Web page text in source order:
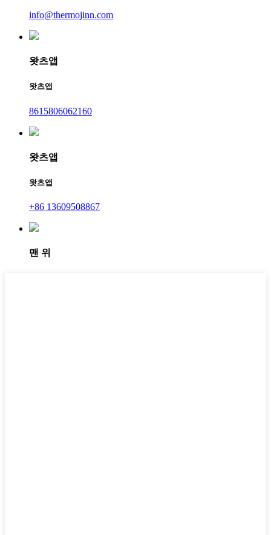
info@thermojinn.com
왓츠앱
왓츠앱
8615806062160
왓츠앱
왓츠앱
+86 13609508867
맨 위